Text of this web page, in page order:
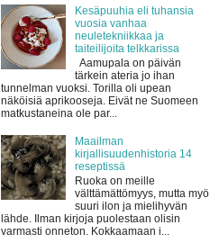
Kesäpuuhia eli tuhansia
vuosia vanhaa
neuletekniikkaa ja
taiteilijoita telkkarissa
Aamupala on päivän
tärkein ateria jo ihan
tunnelman vuoksi. Torilla oli upean
näköisiä aprikooseja. Eivät ne Suomeen
matkustaneina ole par...
Maailman
kirjallisuudenhistoria 14
reseptissä
Ruoka on meille
välttämättömyys, mutta myö
suuri ilon ja mielihyvän
lähde. Ilman kirjoja puolestaan olisin
varmasti onneton. Kokkaamaan i...